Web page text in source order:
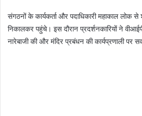
संगठनों के कार्यकर्ता और पदाधिकारी महाकाल लोक
निकालकर पहुंचे। इस दौरान प्रदर्शनकारियों ने
नारेबाजी की और मंदिर प्रबंधन की कार्यप्रणाली पर